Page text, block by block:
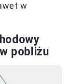
w
pobliżu